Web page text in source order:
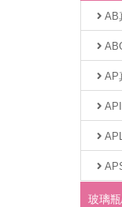
AB
AP
玻璃